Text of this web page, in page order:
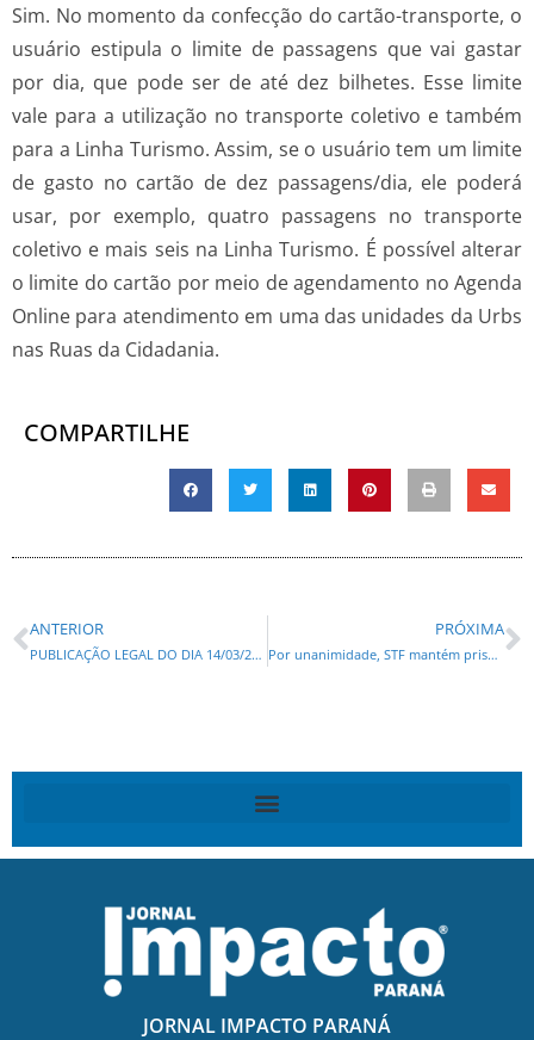
Sim. No momento da confecção do cartão-transporte, o
usuário estipula o limite de passagens que vai gastar
por dia, que pode ser de até dez bilhetes. Esse limite
vale para a utilização no transporte coletivo e também
para a Linha Turismo. Assim, se o usuário tem um limite
de gasto no cartão de dez passagens/dia, ele poderá
usar, por exemplo, quatro passagens no transporte
coletivo e mais seis na Linha Turismo. É possível alterar
o limite do cartão por meio de agendamento no Agenda
Online para atendimento em uma das unidades da Urbs
nas Ruas da Cidadania.
COMPARTILHE
ANTERIOR
PUBLICAÇÃO LEGAL DO DIA 14/03/2025: FOZTRANS – AVISO DE LICITAÇÃO: PREGÃO ELETRÔNICO SRP Nº 002/2025
PRÓXIMA
Por unanimidade, STF mantém prisão de Braga Netto
JORNAL IMPACTO PARANÁ